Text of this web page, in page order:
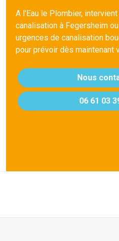
A l'Eau le Plombier,
canalisation à Fegersheim
urgences de canalisation
pour prévoir dès maintenant
Nous
06 61 03